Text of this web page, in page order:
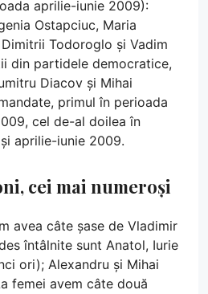
aprilie-iunie 2009):
Ostapciuc, Maria
Todoroglo și Vadim
din partidele democratice,
Diacov și Mihai
primul în perioada
cel de-al doilea în
aprilie-iunie 2009.
cei mai numeroși
avea câte șase de Vladimir
întâlnite sunt Anatol, Iurie
ori); Alexandru și Mihai
femei avem câte două